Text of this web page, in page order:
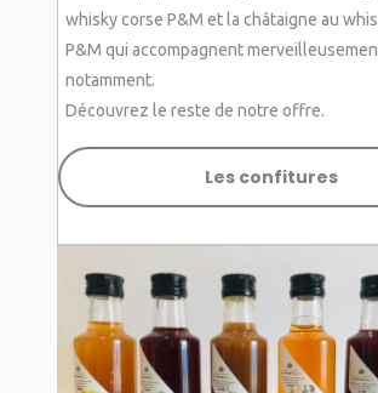
whisky corse P&M et la châtaigne au
P&M qui accompagnent
notamment.
Découvrez le reste de notre offre.
Les confitures